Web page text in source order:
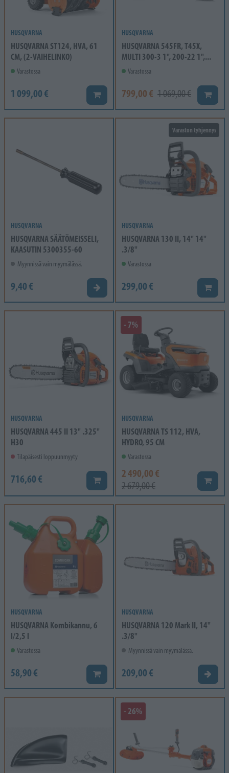
HUSQVARNA
HUSQVARNA ST124, HVA, 61
CM, (2-VAIHELINKO)
Varastossa
1 099,00 € Lisää koriin
HUSQVARNA
HUSQVARNA 545FR, T45X,
MULTI 300-3 1", 200-22 1",...
Varastossa
799,00 € 1 069,00 € Lisää
HUSQVARNA
HUSQVARNA SÄÄTÖMEISSELI,
KAASUTIN 5300355-60
Myynnissä vain myymälässä.
9,40 € Valitse vaihtoehto
Varaston tyhjennys
HUSQVARNA
HUSQVARNA 130 II, 14" 14"
.3/8"
Varastossa
299,00 € Lisää
HUSQVARNA
HUSQVARNA 445 II 13" .325"
H30
Tilapäisesti loppuunmyyty
716,60 € Lisää koriin
- 7%
HUSQVARNA
HUSQVARNA TS 112, HVA,
HYDRO, 95 CM
Varastossa
2 490,00 €
2 679,00 € Lisää
HUSQVARNA
HUSQVARNA Kombikannu, 6
l/2,5 l
Varastossa
58,90 € Lisää koriin
HUSQVARNA
HUSQVARNA 120 Mark II, 14"
.3/8"
Myynnissä vain myymälässä.
209,00 €
- 26%